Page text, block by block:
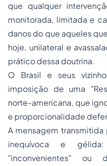
que qualquer
monitorada, limitada e
danos do que aqueles
hoje, unilateral e
prático dessa doutrina.
O Brasil e seus
imposição de uma
norte-americana, que
e proporcionalidade
A mensagem
inequívoca e gélida:
"inconvenientes" ou